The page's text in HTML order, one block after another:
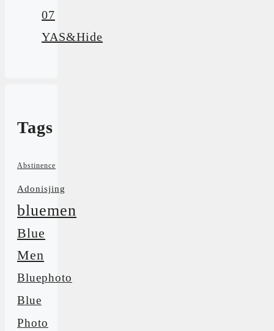
07
YAS&Hide
Tags
Abstinence
Adonisjing
bluemen
Blue
Men
Bluephoto
Blue
Photo